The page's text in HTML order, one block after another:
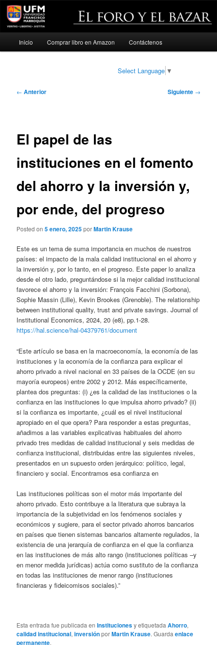
Ir
Inicio Comprar libro en Amazon Contáctenos
Select Language ▼
Navegación
← Anterior Siguiente →
El papel de las
instituciones en el fomento
del ahorro y la inversión y,
por ende, del progreso
Posted on5 enero, 2025porMartin Krause
Este es un tema de suma importancia en muchos de nuestros
países: el impacto de la mala calidad institucional en el ahorro y
la inversión y, por lo tanto, en el progreso. Este paper lo analiza
desde el otro lado, preguntándose si la mejor calidad institucional
favorece el ahorro y la inversión: François Facchini (Sorbona),
Sophie Massin (Lille), Kevin Brookes (Grenoble). The relationship
between institutional quality, trust and private savings. Journal of
Institutional Economics, 2024, 20 (e8), pp.1-28.
https://hal.science/hal-04379761/document
“Este artículo se basa en la macroeconomía, la economía de las
instituciones y la economía de la confianza para explicar el
ahorro privado a nivel nacional en 33 países de la OCDE (en su
mayoría europeos) entre 2002 y 2012. Más específicamente,
plantea dos preguntas: (i) ¿es la calidad de las instituciones o la
confianza en las instituciones lo que impulsa ahorro privado? (ii)
si la confianza es importante, ¿cuál es el nivel institucional
apropiado en el que opera? Para responder a estas preguntas,
añadimos a las variables explicativas habituales del ahorro
privado tres medidas de calidad institucional y seis medidas de
confianza institucional, distribuidas entre las siguientes niveles,
presentados en un supuesto orden jerárquico: político, legal,
financiero y social. Encontramos esa confianza en
Las instituciones políticas son el motor más importante del
ahorro privado. Esto contribuye a la literatura que subraya la
importancia de la subjetividad en los fenómenos sociales y
económicos y sugiere, para el sector privado ahorros bancarios
en países que tienen sistemas bancarios altamente regulados, la
existencia de una jerarquía de confianza en el que la confianza
en las instituciones de más alto rango (instituciones políticas –y
en menor medida jurídicas) actúa como sustituto de la confianza
en todas las instituciones de menor rango (instituciones
financieras y fideicomisos sociales).”
Esta entrada fue publicada enInstitucionesy etiquetadaAhorro,
calidad institucional,inversiónporMartin Krause. Guardaenlace
permanente.